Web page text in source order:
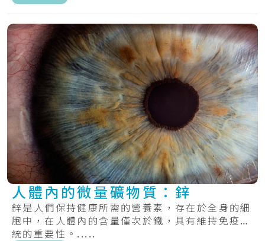
人體內的微量礦物質：鋅
鋅是人們保持健康所需的營養素，存在於全身的細
胞中，在人體內的含量僅次於鐵，具有維持免疫系
統的重要性。.....